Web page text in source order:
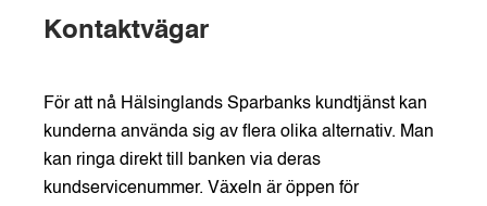
Kontaktvägar
För att nå Hälsinglands Sparbanks kundtjänst kan
kunderna använda sig av flera olika alternativ. Man
kan ringa direkt till banken via deras
kundservicenummer. Växeln är öppen för